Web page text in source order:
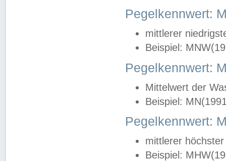
Pegelkennwert:
mittlerer
Beispiel:
Pegelkennwert:
Mittelwert der
Beispiel:
Pegelkennwert:
mittlerer
Beispiel: